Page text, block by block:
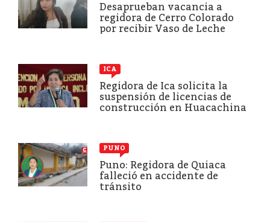
Desaprueban vacancia a
regidora de Cerro Colorado
por recibir Vaso de Leche
ICA
Regidora de Ica solicita la
suspensión de licencias de
construcción en Huacachina
PUNO
Puno: Regidora de Quiaca
falleció en accidente de
tránsito